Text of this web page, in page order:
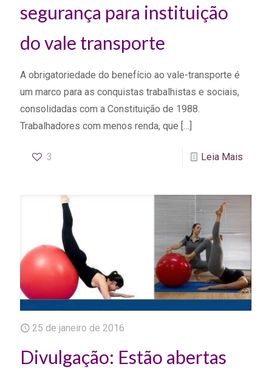
segurança para instituição
do vale transporte
A obrigatoriedade do benefício ao vale-transporte é
um marco para as conquistas trabalhistas e sociais,
consolidadas com a Constituição de 1988.
Trabalhadores com menos renda, que […]
3 Leia Mais
25 de janeiro de 2016
Divulgação: Estão abertas